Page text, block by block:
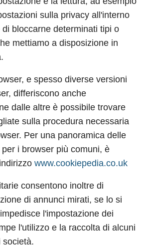
sulla privacy all'interno
bloccarne determinati tipi o
mettiamo a disposizione in
e spesso diverse versioni
differiscono anche
dalle altre è possibile trovare
sulla procedura necessaria
Per una panoramica delle
i browser più comuni, è
www.cookiepedia.co.uk
consentono inoltre di
di annunci mirati, se lo si
l'impostazione dei
l'utilizzo e la raccolta di alcuni
società.